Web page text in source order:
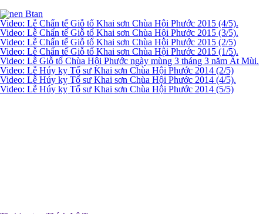
Video: Lễ Chẩn tế Giỗ tổ Khai sơn Chùa Hội Phước 2015 (4/5).
Video: Lễ Chẩn tế Giỗ tổ Khai sơn Chùa Hội Phước 2015 (3/5).
Video: Lễ Chẩn tế Giỗ tổ Khai sơn Chùa Hội Phước 2015 (2/5)
Video: Lễ Chẩn tế Giỗ tổ Khai sơn Chùa Hội Phước 2015 (1/5).
Video: Lễ Giỗ tổ Chùa Hội Phước ngày mùng 3 tháng 3 năm Ất Mùi.
Video: Lễ Húy kỵ Tổ sư Khai sơn Chùa Hội Phước 2014 (2/5)
Video: Lễ Húy kỵ Tổ sư Khai sơn Chùa Hội Phước 2014 (4/5).
Video: Lễ Húy kỵ Tổ sư Khai sơn Chùa Hội Phước 2014 (5/5)